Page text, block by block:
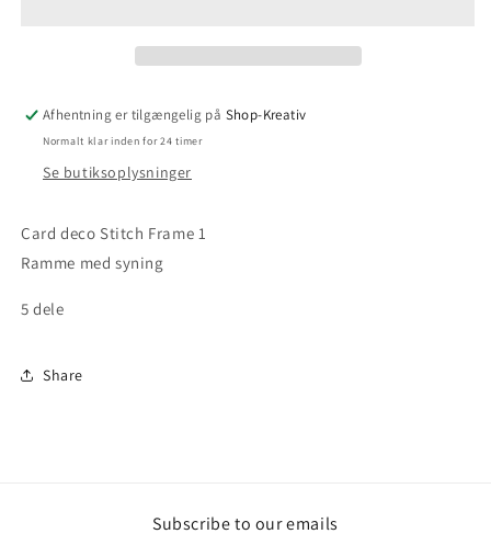
Afhentning er tilgængelig på Shop-Kreativ
Normalt klar inden for 24 timer
Se butiksoplysninger
Card deco Stitch Frame 1
Ramme med syning
5 dele
Share
Subscribe to our emails